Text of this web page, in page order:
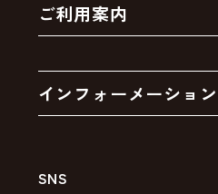
クーポン
卸販売・大量注文
アウトレットセール
ご利用案内
お支払いについて
インフォーメーション
特定商取引法の表示
SNS